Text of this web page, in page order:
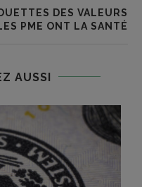
DES VALEURS
PME ONT LA SANTÉ
AUSSI